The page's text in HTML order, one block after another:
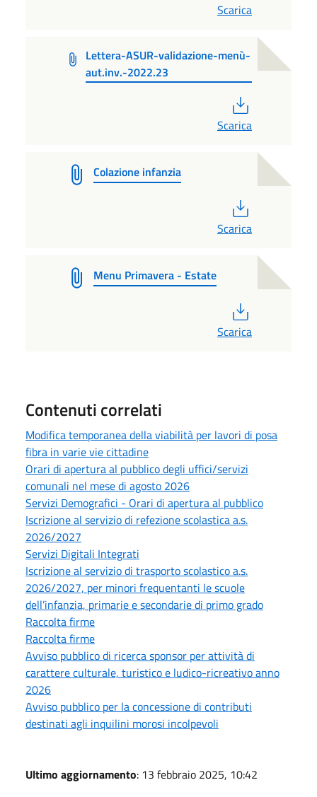
Scarica
Lettera-ASUR-validazione-menù-
aut.inv.-2022.23
Scarica
Colazione infanzia
Scarica
Menu Primavera - Estate
Scarica
Contenuti correlati
Modifica temporanea della viabilità per lavori di posa
fibra in varie vie cittadine
Orari di apertura al pubblico degli uffici/servizi
comunali nel mese di agosto 2026
Servizi Demografici - Orari di apertura al pubblico
Iscrizione al servizio di refezione scolastica a.s.
2026/2027
Servizi Digitali Integrati
Iscrizione al servizio di trasporto scolastico a.s.
2026/2027, per minori frequentanti le scuole
dell’infanzia, primarie e secondarie di primo grado
Raccolta firme
Raccolta firme
Avviso pubblico di ricerca sponsor per attività di
carattere culturale, turistico e ludico-ricreativo anno
2026
Avviso pubblico per la concessione di contributi
destinati agli inquilini morosi incolpevoli
Ultimo aggiornamento: 13 febbraio 2025, 10:42